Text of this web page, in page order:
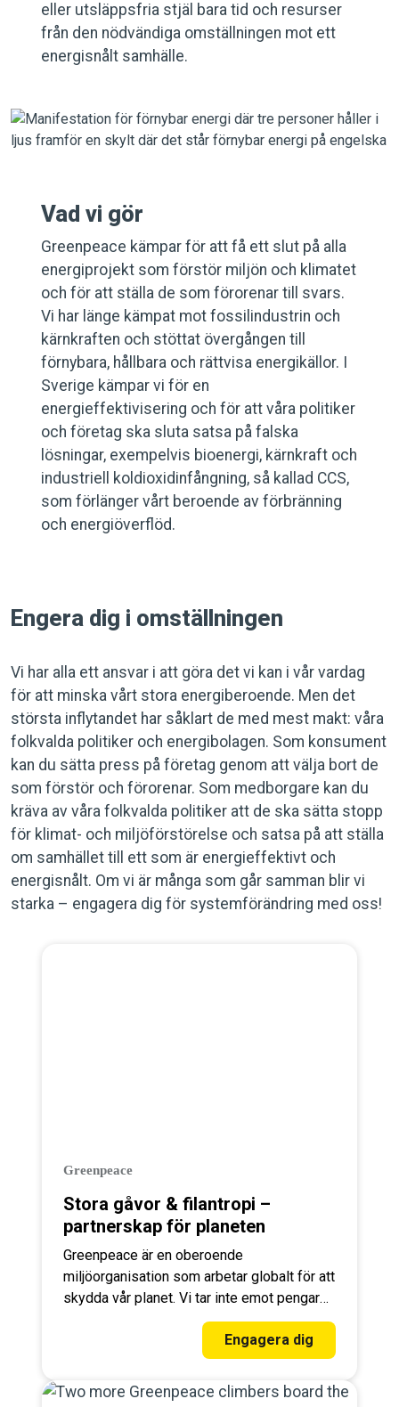
eller utsläppsfria stjäl bara tid och resurser
från den nödvändiga omställningen mot ett
energisnålt samhälle.
Vad vi gör
Greenpeace kämpar för att få ett slut på alla
energiprojekt som förstör miljön och klimatet
och för att ställa de som förorenar till svars.
Vi har länge kämpat mot fossilindustrin och
kärnkraften och stöttat övergången till
förnybara, hållbara och rättvisa energikällor. I
Sverige kämpar vi för en
energieffektivisering och för att våra politiker
och företag ska sluta satsa på falska
lösningar, exempelvis bioenergi, kärnkraft och
industriell koldioxidinfångning, så kallad CCS,
som förlänger vårt beroende av förbränning
och energiöverflöd.
Engera dig i omställningen
Vi har alla ett ansvar i att göra det vi kan i vår vardag
för att minska vårt stora energiberoende. Men det
största inflytandet har såklart de med mest makt: våra
folkvalda politiker och energibolagen. Som konsument
kan du sätta press på företag genom att välja bort de
som förstör och förorenar. Som medborgare kan du
kräva av våra folkvalda politiker att de ska sätta stopp
för klimat- och miljöförstörelse och satsa på att ställa
om samhället till ett som är energieffektivt och
energisnålt. Om vi är många som går samman blir vi
starka – engagera dig för systemförändring med oss!
Greenpeace
Stora gåvor & filantropi –
partnerskap för planeten
Greenpeace är en oberoende
miljöorganisation som arbetar globalt för att
skydda vår planet. Vi tar inte emot pengar
från stater eller företag, därför är stöd från
privatpersoner och stiftelser avgörande för
Engagera dig